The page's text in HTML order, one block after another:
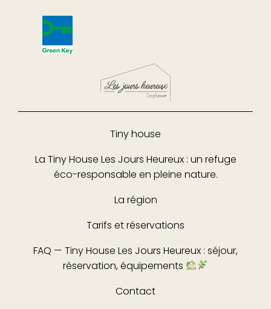
Tiny house
La Tiny House Les Jours Heureux : un refuge
éco-responsable en pleine nature.
La région
Tarifs et réservations
FAQ — Tiny House Les Jours Heureux : séjour,
réservation, équipements
Contact